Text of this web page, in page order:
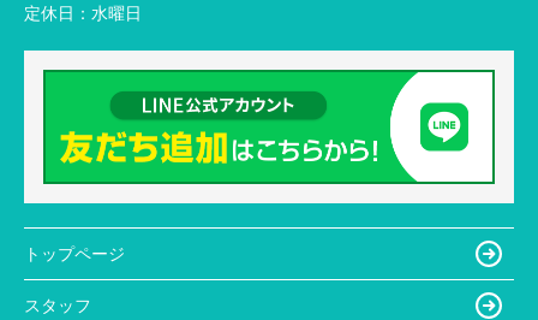
定休日： 水曜日
トップページ
スタッフ